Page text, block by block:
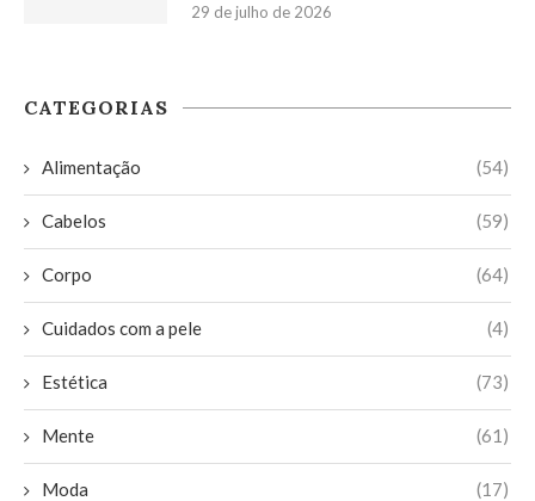
29 de julho de 2026
CATEGORIAS
Alimentação (54)
Cabelos (59)
Corpo (64)
Cuidados com a pele (4)
Estética (73)
Mente (61)
Moda (17)